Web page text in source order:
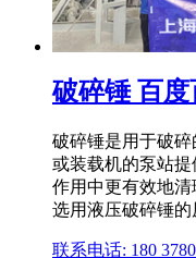
破碎锤 百度
破碎锤是用于破
或装载机的泵站
作用中更有效地清
选用液压破碎锤的
联系电话: 180 3780